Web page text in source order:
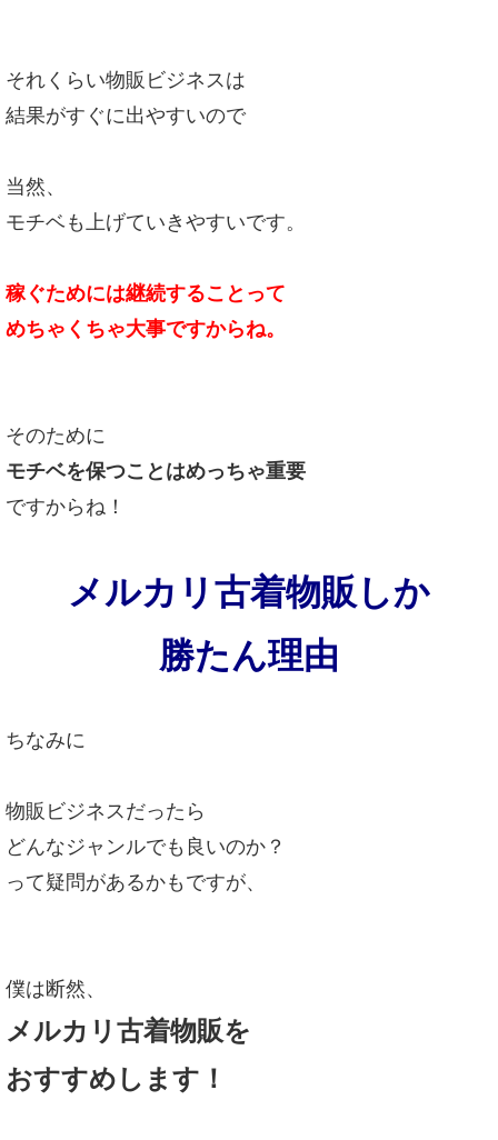
それくらい物販ビジネスは
結果がすぐに出やすいので
当然、
モチベも上げていきやすいです。
稼ぐためには継続することって
めちゃくちゃ大事ですからね。
そのために
モチベを保つことはめっちゃ重要
ですからね！
メルカリ古着物販しか
勝たん理由
ちなみに
物販ビジネスだったら
どんなジャンルでも良いのか？
って疑問があるかもですが、
僕は断然、
メルカリ古着物販を
おすすめします！